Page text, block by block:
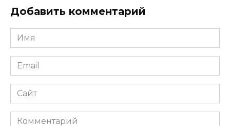
Добавить комментарий
Имя
*
Email
*
Сайт
Комментарий